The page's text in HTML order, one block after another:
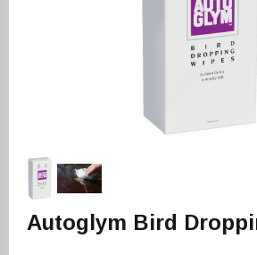
Autoglym Bird